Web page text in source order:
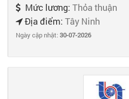
Mức lương: Thỏa thuận
Địa điểm: Tây Ninh
Ngày cập nhật:30-07-2026